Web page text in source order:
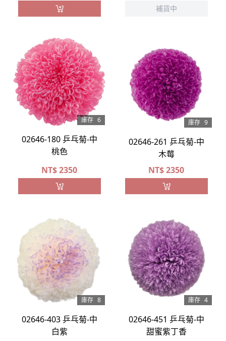
補貨中
庫存 6
02646-180 乒乓菊-中
桃色
NT$2350
庫存 9
02646-261 乒乓菊-中
木莓
NT$2350
庫存 8
02646-403 乒乓菊-中
白紫
庫存 4
02646-451 乒乓菊-中
甜蜜紫丁香